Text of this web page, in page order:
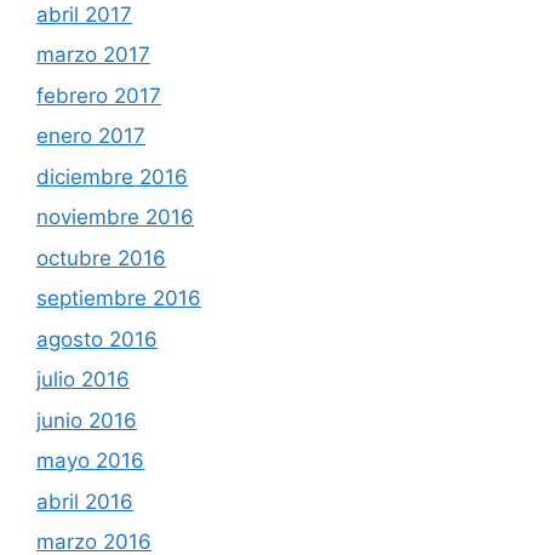
abril 2017
marzo 2017
febrero 2017
enero 2017
diciembre 2016
noviembre 2016
octubre 2016
septiembre 2016
agosto 2016
julio 2016
junio 2016
mayo 2016
abril 2016
marzo 2016